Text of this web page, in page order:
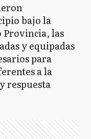
bajo la
Provincia, las
y equipadas
para
a la
respuesta